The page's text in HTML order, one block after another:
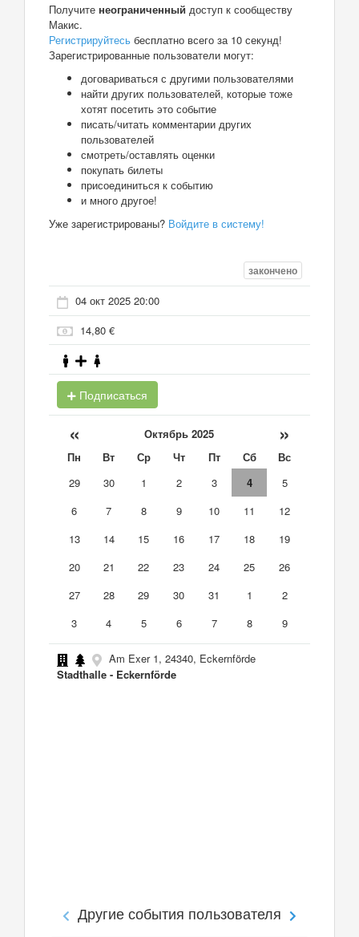
Получите неограниченный доступ к сообществу
Макис.
Регистрируйтесь бесплатно всего за 10 секунд!
Зарегистрированные пользователи могут:
договариваться с другими пользователями
найти других пользователей, которые тоже
хотят посетить это событие
писать/читать комментарии других
пользователей
смотреть/оставлять оценки
покупать билеты
присоединиться к событию
и много другое!
Уже зарегистрированы? Войдите в систему!
закончено
04 окт 2025 20:00
14,80 €
Подписаться
« Октябрь 2025 »
Пн Вт Ср Чт Пт Сб
Вс
29
30 1 2 3 4
5
6
7 8 9 10 11
12
13
14 15 16 17 18
19
20
21 22 23 24 25
26
27
28 29 30 31 1
2
3
4 5 6 7 8 9
Am Exer 1, 24340, Eckernförde
Stadthalle - Eckernförde
Другие события пользователя